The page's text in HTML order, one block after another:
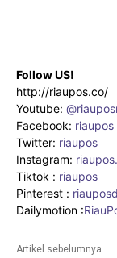
Follow US!
http://riaupos.co/
Youtube:
Facebook: riaupos
Twitter: riaupos
Instagram:
Tiktok : riaupos
Pinterest :
Dailymotion :
Artikel sebelumnya